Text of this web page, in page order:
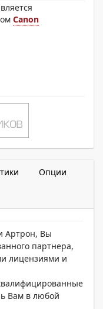
Canon
Опции
Артрон, Вы
партнера,
лицензиями и
Вам в любой